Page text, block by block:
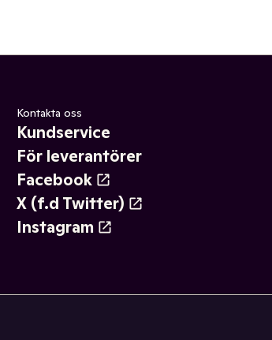
Kontakta oss
Kundservice
För leverantörer
Facebook
X (f.d Twitter)
Instagram